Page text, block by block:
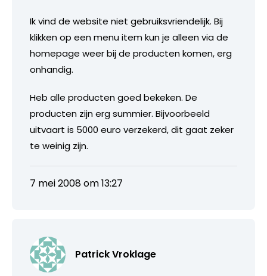
Ik vind de website niet gebruiksvriendelijk. Bij
klikken op een menu item kun je alleen via de
homepage weer bij de producten komen, erg
onhandig.
Heb alle producten goed bekeken. De
producten zijn erg summier. Bijvoorbeeld
uitvaart is 5000 euro verzekerd, dit gaat zeker
te weinig zijn.
7 mei 2008 om 13:27
Patrick Vroklage